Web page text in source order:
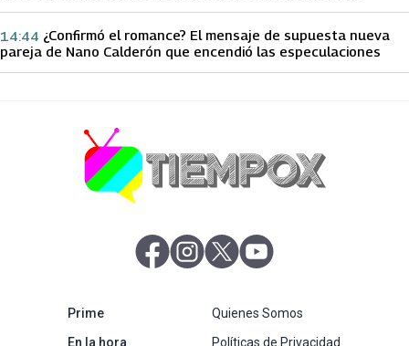
¿Confirmó el romance? El mensaje de supuesta nueva
pareja de Nano Calderón que encendió las especulaciones
14:44
abre en nueva pestaña
abre en nueva pestaña
abre en nueva pestaña
Primeabre en nueva pestaña
En la horaabre en nueva pestaña
Quienes Somos
Políticas de Privacidad